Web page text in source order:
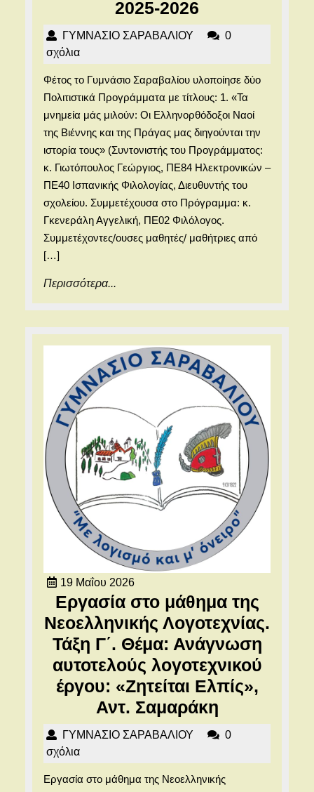
2025-2026
ΣΑΡΑΒΑΛΙΟΥ
2025-
2026
ΓΥΜΝΑΣΙΟ ΣΑΡΑΒΑΛΙΟΥ ΓΥΜΝΑΣΙΟ
0
σχόλια
Φέτος το Γυμνάσιο Σαραβαλίου υλοποίησε δύο
Πολιτιστικά Προγράμματα με τίτλους: 1. «Τα
μνημεία μάς μιλούν: Οι Ελληνορθόδοξοι Ναοί
της Βιέννης και της Πράγας μας διηγούνται την
ιστορία τους» (Συντονιστής του Προγράμματος:
κ. Γιωτόπουλος Γεώργιος, ΠΕ84 Ηλεκτρονικών –
ΠΕ40 Ισπανικής Φιλολογίας, Διευθυντής του
σχολείου. Συμμετέχουσα στο Πρόγραμμα: κ.
Γκενεράλη Αγγελική, ΠΕ02 Φιλόλογος.
Συμμετέχοντες/ουσες μαθητές/ μαθήτριες από
[…]
Περισσότερα...
19 Μαΐου 202619
Μαΐου
2026
Εργασία στο μάθημα της
Νεοελληνικής Λογοτεχνίας.
Τάξη Γ΄. Θέμα: Ανάγνωση
αυτοτελούς λογοτεχνικού
έργου: «Ζητείται Ελπίς»,
Αντ. ΣαμαράκηΕργασία
στο
της
ΓΥΜΝΑΣΙΟ ΣΑΡΑΒΑΛΙΟΥ ΓΥΜΝΑΣΙΟ
0
σχόλια
Εργασία στο μάθημα της Νεοελληνικής